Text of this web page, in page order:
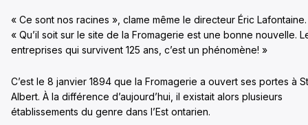
« Ce sont nos racines », clame même le directeur Éric Lafontaine.
« Qu’il soit sur le site de la Fromagerie est une bonne nouvelle.
entreprises qui survivent 125 ans, c’est un phénomène! »
C’est le 8 janvier 1894 que la Fromagerie a ouvert ses portes à
Albert. À la différence d’aujourd’hui, il existait alors plusieurs
établissements du genre dans l’Est ontarien.